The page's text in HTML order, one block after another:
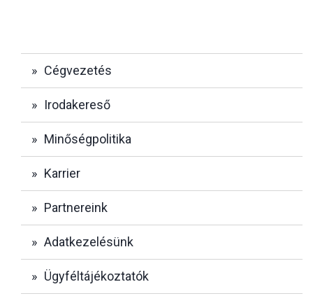
Cégvezetés
Irodakereső
Minőségpolitika
Karrier
Partnereink
Adatkezelésünk
Ügyféltájékoztatók